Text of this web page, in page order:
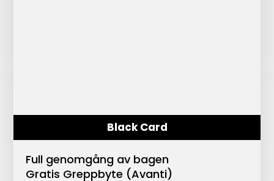
Black Card
Full genomgång av bagen
Gratis Greppbyte (Avanti)